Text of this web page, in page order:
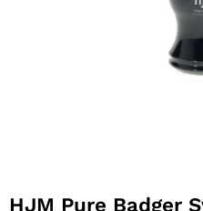
HJM Pure Badger